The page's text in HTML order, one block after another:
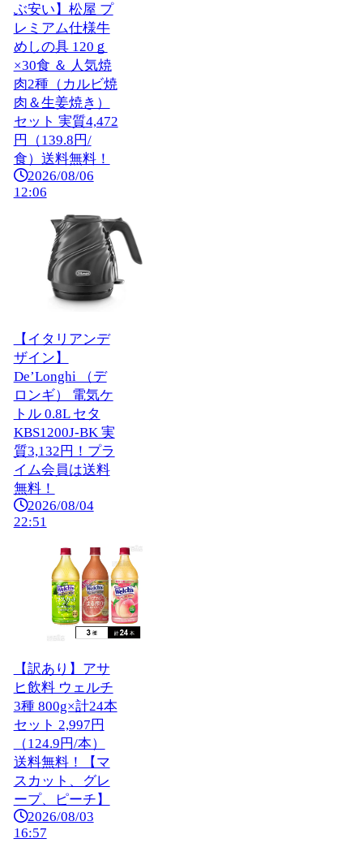
ぶ安い】松屋 プ
レミアム仕様牛
めしの具 120ｇ
×30食 ＆ 人気焼
肉2種（カルビ焼
肉＆生姜焼き）
セット 実質4,472
円（139.8円/
食）送料無料！
2026/08/06
12:06
【イタリアンデ
ザイン】
De’Longhi （デ
ロンギ） 電気ケ
トル 0.8L セタ
KBS1200J-BK 実
質3,132円！プラ
イム会員は送料
無料！
2026/08/04
22:51
【訳あり】アサ
ヒ飲料 ウェルチ
3種 800g×計24本
セット 2,997円
（124.9円/本）
送料無料！【マ
スカット、グレ
ープ、ピーチ】
2026/08/03
16:57